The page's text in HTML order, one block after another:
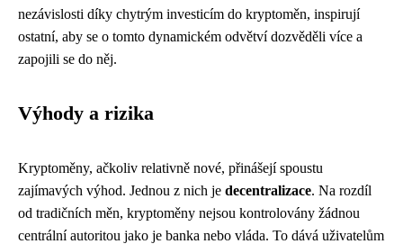
nezávislosti díky chytrým investicím do kryptoměn, inspirují
ostatní, aby se o tomto dynamickém odvětví dozvěděli více a
zapojili se do něj.
Výhody a rizika
Kryptoměny, ačkoliv relativně nové, přinášejí spoustu
zajímavých výhod. Jednou z nich je decentralizace. Na rozdíl
od tradičních měn, kryptoměny nejsou kontrolovány žádnou
centrální autoritou jako je banka nebo vláda. To dává uživatelům